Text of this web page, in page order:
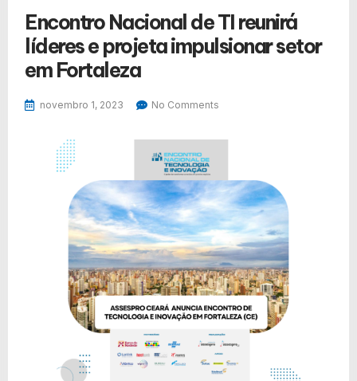
Encontro Nacional de TI reunirá
líderes e projeta impulsionar setor
em Fortaleza
novembro 1, 2023 No Comments